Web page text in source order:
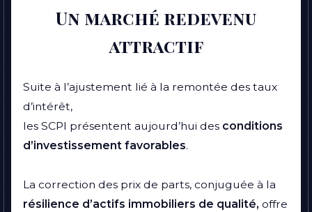
Un marché redevenu
attractif
Suite à l’ajustement lié à la remontée des taux
d’intérêt,
les SCPI présentent aujourd’huides conditions
d’investissement favorables.
La correction des prix de parts, conjuguée à la
résilience d’actifs immobiliers de qualité, offre